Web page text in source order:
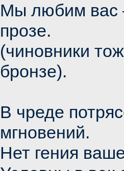
Мы любим вас
прозе.
(чиновники
бронзе).
В чреде
мгновений.
Нет гения